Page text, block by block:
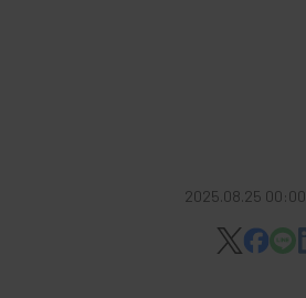
2025.08.25 00:00